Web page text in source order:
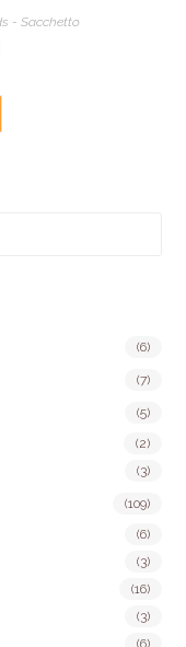
- Sacchetto
(6)
(7)
(5)
(2)
(3)
(109)
(6)
(3)
(16)
(3)
(6)